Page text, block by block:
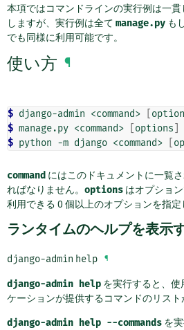
本項ではコマンドラインの実行例は一貫
しますが、実行例は全て manage.py も
でも同様に利用可能です。
使い方 ¶
$ django-admin <command>
$ manage.py <command> options
$ python -m django <command>
command にはこのドキュメントに一覧
ればなりません。 options はオプショ
利用できる 0 個以上のオプションを指定
ランタイムのヘルプを表示
django-admin help ¶
django-admin help を実行すると、使
ケーションが提供するコマンドのリスト
django-admin help --commands を